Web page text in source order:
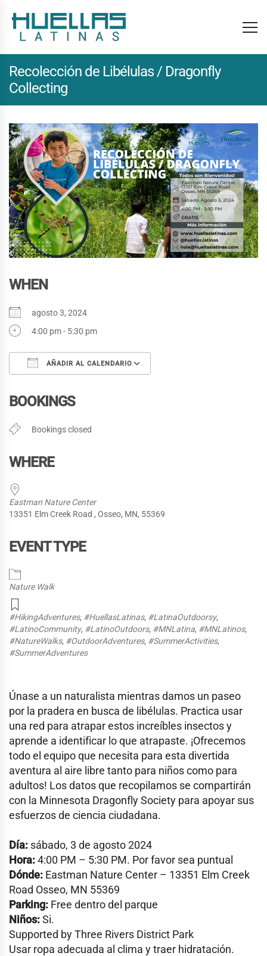
Recolección de Libélulas / Dragonfly
Collecting
WHEN
agosto 3, 2024
4:00 pm - 5:30 pm
AÑADIR AL CALENDARIO
BOOKINGS
Bookings closed
WHERE
Eastman Nature Center
13351 Elm Creek Road , Osseo, MN, 55369
EVENT TYPE
Nature Walk
#HikingAdventures, #HuellasLatinas, #LatinaOutdoorsy,
#LatinoCommunity, #LatinoOutdoors, #MNLatina, #MNLatinos,
#NatureWalks, #OutdoorAdventures, #SummerActivities,
#SummerAdventures
Únase a un naturalista mientras damos un paseo
por la pradera en busca de libélulas. Practica usar
una red para atrapar estos increíbles insectos y
aprende a identificar lo que atrapaste. ¡Ofrecemos
todo el equipo que necesita para esta divertida
aventura al aire libre tanto para niños como para
adultos! Los datos que recopilamos se compartirán
con la Minnesota Dragonfly Society para apoyar sus
esfuerzos de ciencia ciudadana.
Día: sábado, 3 de agosto 2024
Hora:4:00 PM – 5:30 PM. Por favor sea puntual
Dónde: Eastman Nature Center – 13351 Elm Creek
Road Osseo, MN 55369
Parking: Free dentro del parque
Niños:Si.
Supported by Three Rivers District Park
Usar ropa adecuada al clima y traer hidratación.